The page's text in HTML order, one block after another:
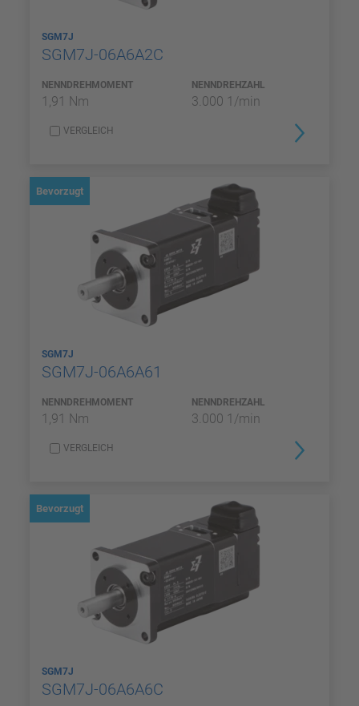
SGM7J
SGM7J-06A6A2C
NENNDREHMOMENT
1,91 Nm
NENNDREHZAHL
3.000 1/min
VERGLEICH
Bevorzugt
SGM7J
SGM7J-06A6A61
NENNDREHMOMENT
1,91 Nm
NENNDREHZAHL
3.000 1/min
VERGLEICH
Bevorzugt
SGM7J
SGM7J-06A6A6C